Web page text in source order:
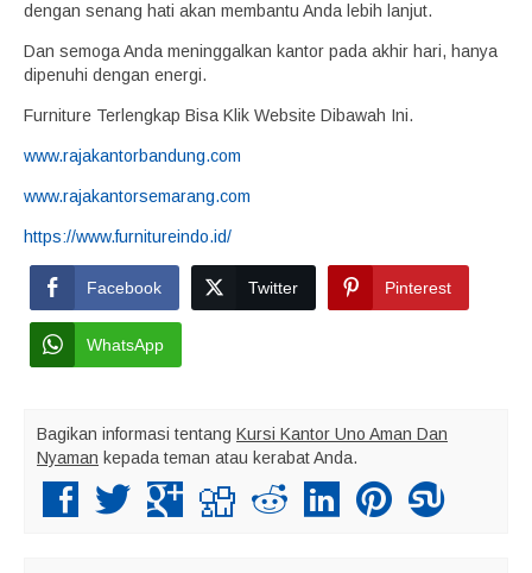
dengan senang hati akan membantu Anda lebih lanjut.
Dan semoga Anda meninggalkan kantor pada akhir hari, hanya
dipenuhi dengan energi.
Furniture Terlengkap Bisa Klik Website Dibawah Ini.
www.rajakantorbandung.com
www.rajakantorsemarang.com
https://www.furnitureindo.id/
Facebook Twitter Pinterest
WhatsApp
Bagikan informasi tentang Kursi Kantor Uno Aman Dan
Nyaman kepada teman atau kerabat Anda.